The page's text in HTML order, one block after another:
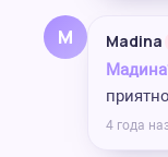
M Madina
4 года